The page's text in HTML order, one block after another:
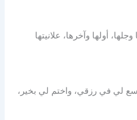
أولها وآخرها، علانيتها
لي في رزقي، واختم لي بخير،